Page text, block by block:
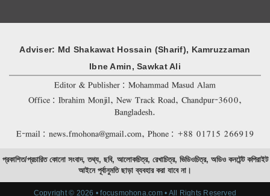
Adviser: Md Shakawat Hossain (Sharif), Kamruzzaman
Ibne Amin, Sawkat Ali
Editor & Publisher: Mohammad Masud Alam
Office: Ibrahim Monjil, New Track Road, Chandpur-3600,
Bangladesh.
E-mail: news.fmohona@gmail.com, Phone: +88 01715 266919
প্রকাশিত/প্রচারিত কোনো সংবাদ, তথ্য, ছবি, আলোকচিত্র, রেখাচিত্র, ভিডিওচিত্র, অডিও কনটেন্ট কপিরাইট
আইনে পূর্বানুমতি ছাড়া ব্যবহার করা যাবে না।
Copyright © 2026 • focusmohona.com • All Rights Reserved